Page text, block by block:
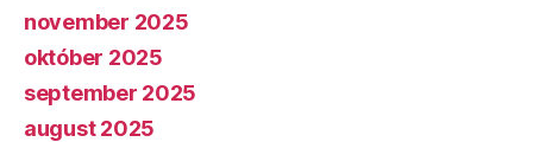
november 2025
október 2025
september 2025
august 2025